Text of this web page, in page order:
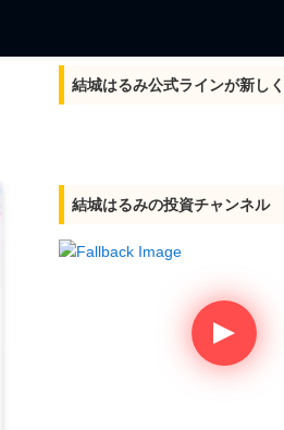
結城はるみ公式ラインが新し
結城はるみの投資チャンネル